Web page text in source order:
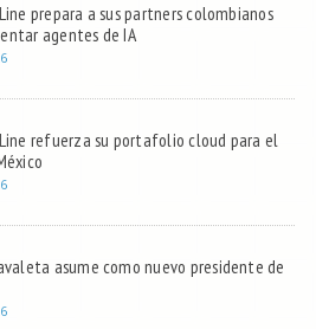
prepara a sus partners colombianos
agentes de IA
refuerza su portafolio cloud para el
asume como nuevo presidente de